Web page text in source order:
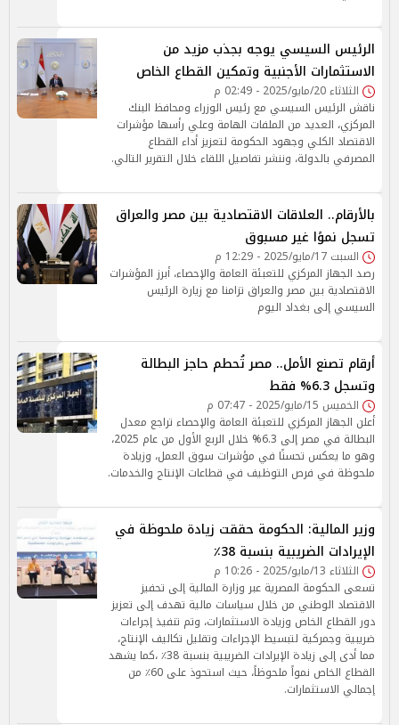
الرئيس السيسي يوجه بجذب مزيد من
الاستثمارات الأجنبية وتمكين القطاع الخاص
الثلاثاء 20/مايو/2025 - 02:49 م
ناقش الرئيس السيسي مع رئيس الوزراء ومحافظ البنك
المركزي، العديد من الملفات الهامة وعلي رأسها مؤشرات
الاقتصاد الكلي وجهود الحكومة لتعزيز أداء القطاع
المصرفي بالدولة، وننشر تفاصيل اللقاء خلال التقرير التالي.
بالأرقام.. العلاقات الاقتصادية بين مصر والعراق
تسجل نموًا غير مسبوق
السبت 17/مايو/2025 - 12:29 م
رصد الجهاز المركزي للتعبئة العامة والإحصاء، أبرز المؤشرات
الاقتصادية بين مصر والعراق تزامنا مع زيارة الرئيس
السيسي إلى بغداد اليوم
أرقام تصنع الأمل.. مصر تُحطم حاجز البطالة
وتسجل 6.3% فقط
الخميس 15/مايو/2025 - 07:47 م
أعلن الجهاز المركزي للتعبئة العامة والإحصاء تراجع معدل
البطالة في مصر إلى 6.3% خلال الربع الأول من عام 2025،
وهو ما يعكس تحسنًا في مؤشرات سوق العمل، وزيادة
ملحوظة في فرص التوظيف في قطاعات الإنتاج والخدمات.
وزير المالية: الحكومة حققت زيادة ملحوظة في
الإيرادات الضريبية بنسبة 38٪
الثلاثاء 13/مايو/2025 - 10:26 م
تسعى الحكومة المصرية عبر وزارة المالية إلى تحفيز
الاقتصاد الوطني من خلال سياسات مالية تهدف إلى تعزيز
دور القطاع الخاص وزيادة الاستثمارات، وتم تنفيذ إجراءات
ضريبية وجمركية لتبسيط الإجراءات وتقليل تكاليف الإنتاج،
مما أدى إلى زيادة الإيرادات الضريبية بنسبة 38٪ ،كما يشهد
القطاع الخاص نمواً ملحوظاً، حيث استحوذ على 60٪ من
إجمالي الاستثمارات.